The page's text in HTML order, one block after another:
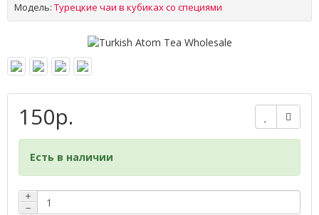
Модель: Турецкие чаи в кубиках со специями
150р.
Есть в наличии
+
−